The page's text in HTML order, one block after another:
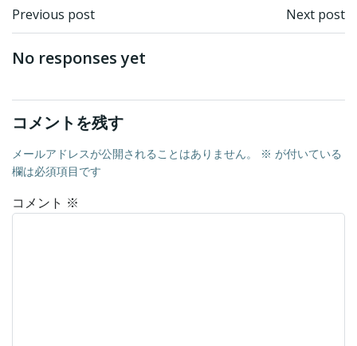
Post
navigation
Previous post Next post
No responses yet
コメントを残す
メールアドレスが公開されることはありません。 ※ が付いている
欄は必須項目です
コメント ※